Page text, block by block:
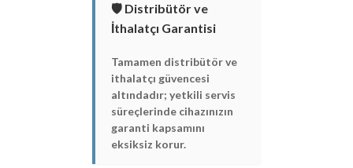
🛡️ Distribütör ve
İthalatçı Garantisi
Tamamen distribütör ve
ithalatçı güvencesi
altındadır; yetkili servis
süreçlerinde cihazınızın
garanti kapsamını
eksiksiz korur.